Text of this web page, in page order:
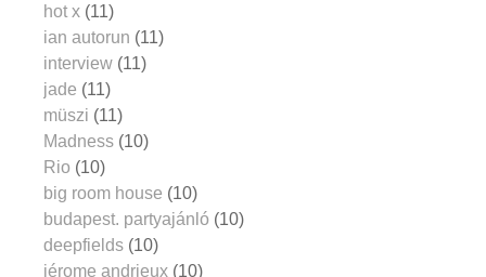
hot x (11)
ian autorun (11)
interview (11)
jade (11)
müszi (11)
Madness (10)
Rio (10)
big room house (10)
budapest. partyajánló (10)
deepfields (10)
jérome andrieux (10)